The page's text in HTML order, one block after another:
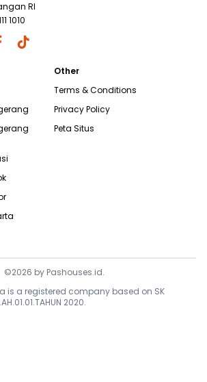
RI
1010
Other
Terms & Conditions
Privacy Policy
Peta Situs
©2026 by Pashouses.id.
is a registered company based on SK
2020.